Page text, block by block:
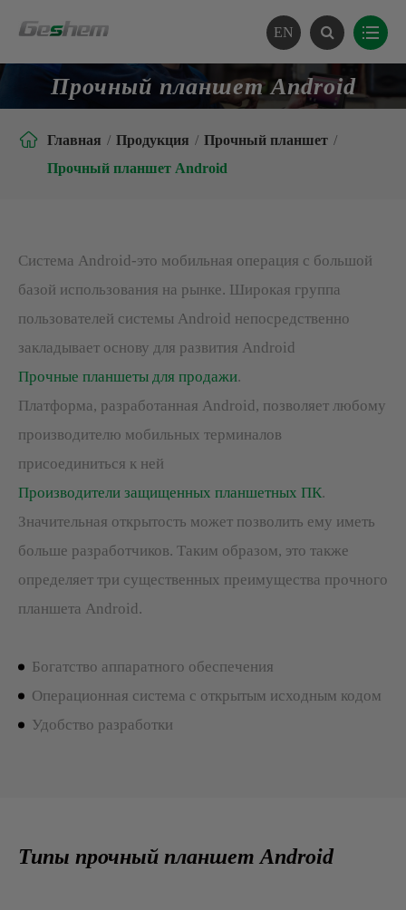
EN
Прочный планшет Android
 Главная Продукция
Прочный планшет
Прочный планшет Android
Система Android-это мобильная операция с большой
базой использования на рынке. Широкая группа
пользователей системы Android непосредственно
закладывает основу для развития Android
Прочные планшеты для продажи.
Платформа, разработанная Android, позволяет любому
производителю мобильных терминалов
присоединиться к ней
Производители защищенных планшетных ПК.
Значительная открытость может позволить ему иметь
больше разработчиков. Таким образом, это также
определяет три существенных преимущества прочного
планшета Android.
Богатство аппаратного обеспечения
Операционная система с открытым исходным кодом
Удобство разработки
Типы прочный планшет Android